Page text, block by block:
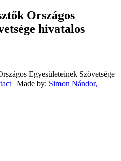
Országos
hivatalos
Egyesületeinek Szövetsége
| Made by: Simon Nándor,